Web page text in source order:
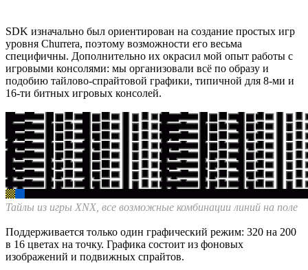
SDK изначально был ориентирован на создание простых игр
уровня Churrera, поэтому возможности его весьма
специфичны. Дополнительно их окрасил мой опыт работы с
игровыми консолями: мы организовали всё по образу и
подобию тайлово-спрайтовой графики, типичной для 8-ми и
16-ти битных игровых консолей.
Тайлы из игры XNX, все возможные комбинации линий на поле
Поддерживается только один графический режим: 320 на 200
в 16 цветах на точку. Графика состоит из фоновых
изображений и подвижных спрайтов.